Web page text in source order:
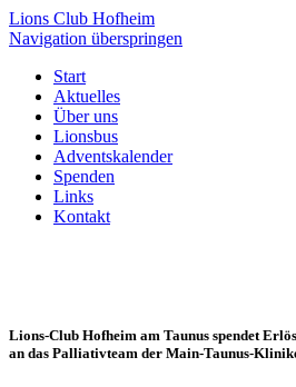
Lions Club Hofheim
Navigation überspringen
Start
Aktuelles
Über uns
Lionsbus
Adventskalender
Spenden
Links
Kontakt
Lions-Club Hofheim am Taunus spendet
an das Palliativteam der Main-Taunus-